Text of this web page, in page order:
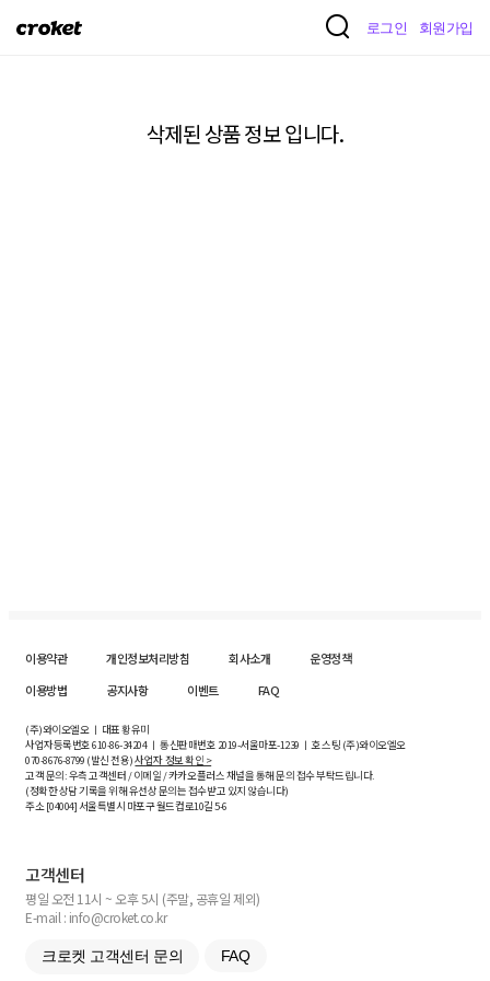
크
로그인 회원가입
삭제된 상품 정보 입니다.
이용약관 개인정보처리방침 회사소개
운영정책
이용방법
공지사항 이벤트 FAQ
(주)와이오엘오 ㅣ 대표 황유미
사업자등록번호610-86-34204ㅣ 통신판매번호 2019-서울마포-1239 ㅣ 호스팅 (주)와이오엘오
070-8676-8799 (발신 전용)사업자 정보 확인 >
고객 문의: 우측 고객센터 / 이메일 / 카카오플러스 채널을 통해 문의 접수 부탁드립니다.
(정확한 상담 기록을 위해 유선상 문의는 접수받고 있지 않습니다)
주소 [04004] 서울특별시 마포구 월드컵로10길5-6
고객센터
평일 오전 11시 ~ 오후 5시 (주말, 공휴일 제외)
E-mail : info@croket.co.kr
크로켓 고객센터 문의 FAQ